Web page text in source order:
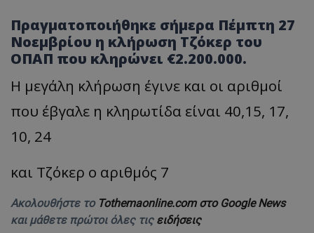
Πραγματοποιήθηκε σήμερα Πέμπτη 27
Νοεμβρίου η κλήρωση Τζόκερ του
ΟΠΑΠ που κληρώνει €2.200.000.
Η μεγάλη κλήρωση έγινε και οι αριθμοί
που έβγαλε η κληρωτίδα είναι 40,15, 17,
10, 24
και Τζόκερ ο αριθμός 7
Ακολουθήστε το Tothemaonline.com στο Google News
και μάθετε πρώτοι όλες τις ειδήσεις